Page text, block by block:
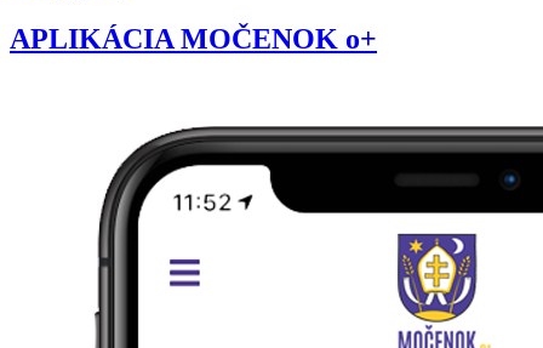
APLIKÁCIA MOČENOK o+